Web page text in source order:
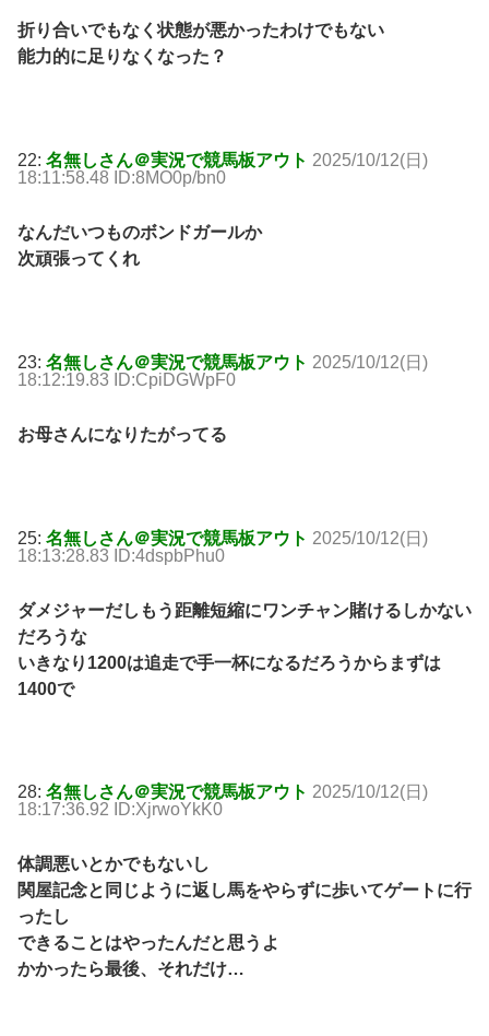
折り合いでもなく状態が悪かったわけでもない
能力的に足りなくなった？
22: 名無しさん＠実況で競馬板アウト 2025/10/12(日)
18:11:58.48 ID:8MO0p/bn0
なんだいつものボンドガールか
次頑張ってくれ
23: 名無しさん＠実況で競馬板アウト 2025/10/12(日)
18:12:19.83 ID:CpiDGWpF0
お母さんになりたがってる
25: 名無しさん＠実況で競馬板アウト 2025/10/12(日)
18:13:28.83 ID:4dspbPhu0
ダメジャーだしもう距離短縮にワンチャン賭けるしかない
だろうな
いきなり1200は追走で手一杯になるだろうからまずは
1400で
28: 名無しさん＠実況で競馬板アウト 2025/10/12(日)
18:17:36.92 ID:XjrwoYkK0
体調悪いとかでもないし
関屋記念と同じように返し馬をやらずに歩いてゲートに行
ったし
できることはやったんだと思うよ
かかったら最後、それだけ…